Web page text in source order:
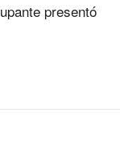
presentó